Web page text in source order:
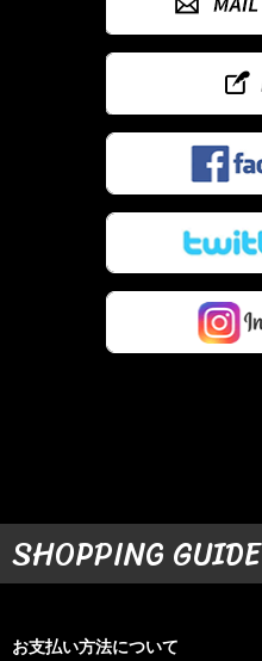
SHOPPING GUIDE
お支払い方法について